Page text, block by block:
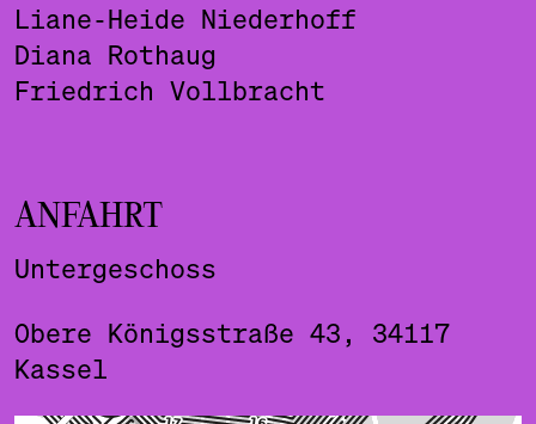
Liane-Heide Niederhoff
Diana Rothaug
Friedrich Vollbracht
ANFAHRT
Untergeschoss
Obere Königsstraße 43, 34117
Kassel